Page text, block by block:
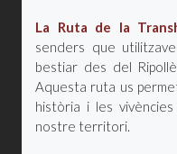
La Ruta de la
senders que
bestiar des del
Aquesta ruta us
història i les
nostre territori.